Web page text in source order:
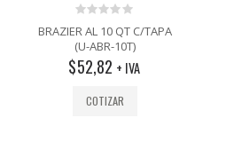
0
out
of
5
BRAZIER AL 10 QT C/TAPA
(U-ABR-10T)
$52,82 + IVA
COTIZAR